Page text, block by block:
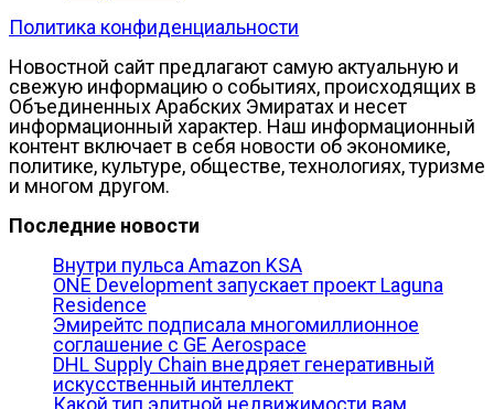
Политика конфиденциальности
Новостной сайт предлагают самую актуальную и
свежую информацию о событиях, происходящих в
Объединенных Арабских Эмиратах и несет
информационный характер. Наш информационный
контент включает в себя новости об экономике,
политике, культуре, обществе, технологиях, туризме
и многом другом.
Последние новости
Внутри пульса Amazon KSA
ONE Development запускает проект Laguna
Residence
Эмирейтс подписала многомиллионное
соглашение с GE Aerospace
DHL Supply Chain внедряет генеративный
искусственный интеллект
Какой тип элитной недвижимости вам